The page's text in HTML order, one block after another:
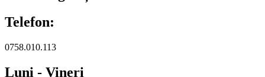
Telefon:
0758.010.113
Luni - Vineri